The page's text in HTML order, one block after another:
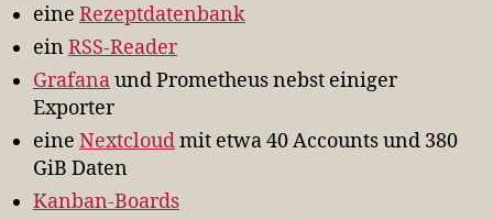
eine Rezeptdatenbank
ein RSS-Reader
Grafanaund Prometheus nebst einiger
Exporter
eine Nextcloudmit etwa 40 Accounts und 380
GiB Daten
Kanban-Boards